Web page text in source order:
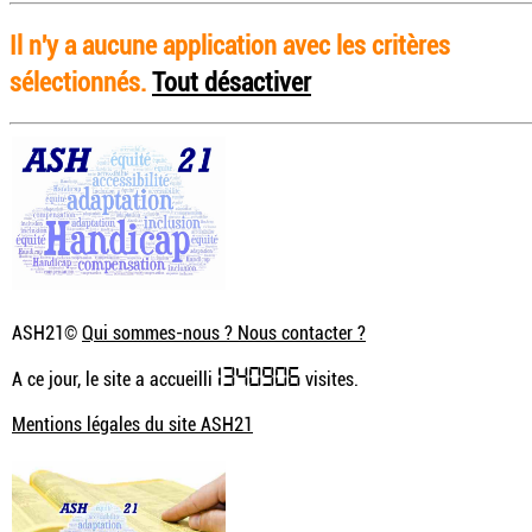
Il n'y a aucune application avec les critères
sélectionnés.Tout désactiver
ASH21©Qui sommes-nous ? Nous contacter ?
A ce jour, le site a accueilli 1340906visites.
Mentions légales du site ASH21